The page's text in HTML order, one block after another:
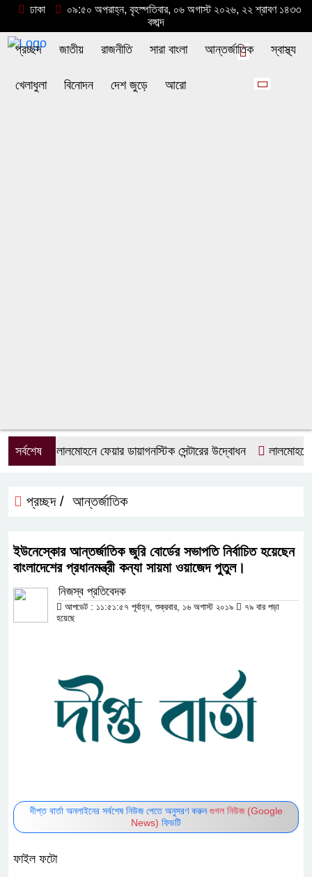
ঢাকা
০৯:৫০ অপরাহ্ন, বৃহস্পতিবার, ০৬ অগাস্ট ২০২৬, ২২ শ্রাবণ ১৪৩৩
বঙ্গাব্দ
প্রচ্ছদ জাতীয় রাজনীতি সারা বাংলা আন্তর্জাতিক স্বাস্থ্য
খেলাধুলা বিনোদন দেশ জুড়ে আরো
সর্বশেষলালমোহনে ফেয়ার ডায়াগনস্টিক সেন্টারের উদ্বোধন লালমোহনে
প্রচ্ছদ / আন্তর্জাতিক
ইউনেস্কোর আন্তর্জাতিক জুরি বোর্ডের সভাপতি নির্বাচিত হয়েছেন
বাংলাদেশের প্রধানমন্ত্রী কন্যা সায়মা ওয়াজেদ পুতুল।
নিজস্ব প্রতিবেদক
আপডেট : ১১:৫১:৫৭ পূর্বাহ্ন, শুক্রবার, ১৬ অগাস্ট ২০১৯
৭৯ বার পড়া
হয়েছে
দীপ্ত বার্তা অনলাইনের সর্বশেষ নিউজ পেতে অনুসরণ করুনগুগল নিউজ (Google
News) ফিডটি
ফাইল ফটো